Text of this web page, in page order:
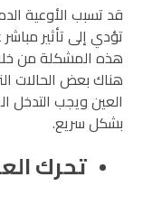
قد تسبب الأوعية
تؤدي إلى تأثير
هذه المشكلة من
هناك بعض الحالات
العين ويجب التدخل
بشكل سريع.
تحرك